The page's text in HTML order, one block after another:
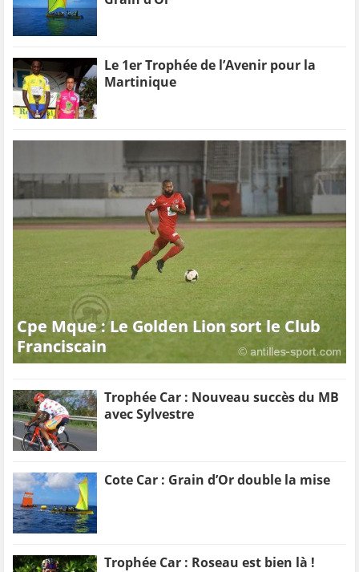
Le 1er Trophée de l’Avenir pour la
Martinique
Cpe Mque : Le Golden Lion sort le Club
Franciscain
Trophée Car : Nouveau succès du MB
avec Sylvestre
Cote Car : Grain d’Or double la mise
Trophée Car : Roseau est bien là !